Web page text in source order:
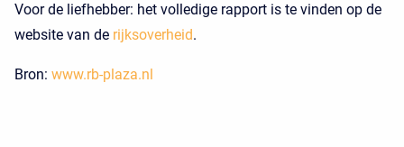
Voor de liefhebber: het volledige rapport is te vinden op de
website van de rijksoverheid.
Bron: www.rb-plaza.nl